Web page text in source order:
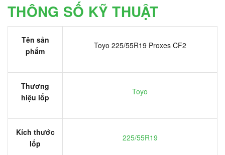
THÔNG SỐ KỸ THUẬT
Tên sản
phẩm
Toyo 225/55R19 Proxes CF2
Thương
hiệu lốp
Toyo
Kích thước
lốp
225/55R19